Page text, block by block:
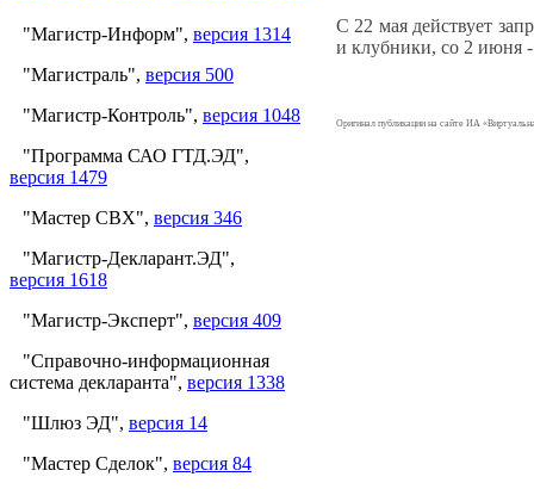
"Магистр-Информ", версия 1314
"Магистраль", версия 500
"Магистр-Контроль", версия 1048
"Программа САО ГТД.ЭД",
версия 1479
"Мастер СВХ", версия 346
"Магистр-Декларант.ЭД",
версия 1618
"Магистр-Эксперт", версия 409
"Справочно-информационная
система декларанта", версия 1338
"Шлюз ЭД", версия 14
"Мастер Сделок", версия 84
С 22 мая действует
и клубники, со 2 июня -
Оригинал публикации на сайте ИА